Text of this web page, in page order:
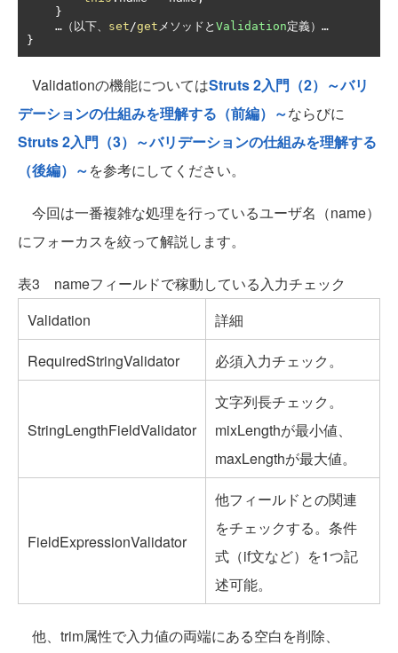
}
…（以下、 set/get メソッドと Validation定義）…
}
Validationの機能についてはStruts 2入門（2）～バリ
デーションの仕組みを理解する（前編）～ならびに
Struts 2入門（3）～バリデーションの仕組みを理解する
（後編）～を参考にしてください。
今回は一番複雑な処理を行っているユーザ名（name）
にフォーカスを絞って解説します。
表3 nameフィールドで稼動している入力チェック
Validation
詳細
RequiredStringValidator
必須入力チェック。
StringLengthFieldValidator
文字列長チェック。
mixLengthが最小値、
maxLengthが最大値。
FieldExpressionValidator
他フィールドとの関連
をチェックする。条件
式（if文など）を1つ記
述可能。
他、trim属性で入力値の両端にある空白を削除、